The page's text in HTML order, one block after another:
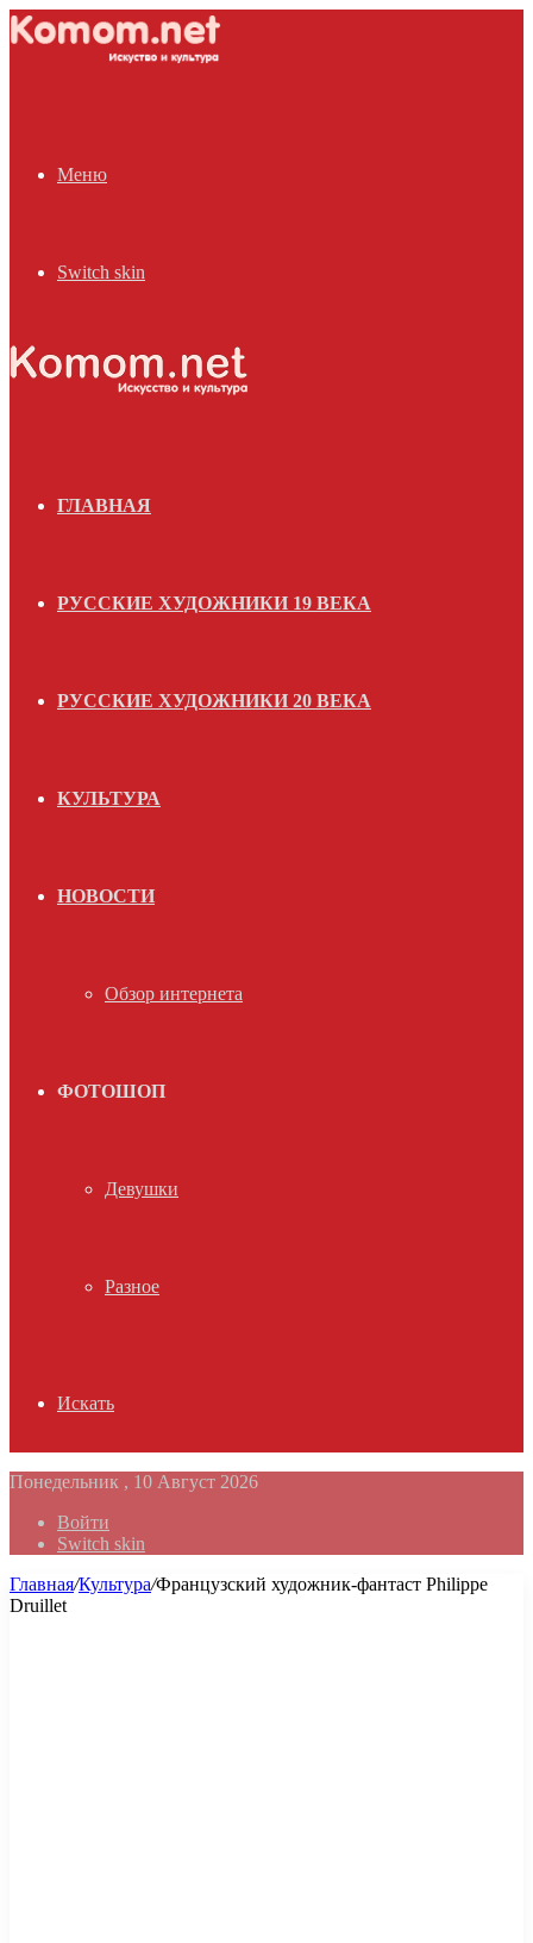
Меню
Switch skin
ГЛАВНАЯ
РУССКИЕ ХУДОЖНИКИ 19 ВЕКА
РУССКИЕ ХУДОЖНИКИ 20 ВЕКА
КУЛЬТУРА
НОВОСТИ
Обзор интернета
ФОТОШОП
Девушки
Разное
Искать
Понедельник , 10 Август 2026
Войти
Switch skin
Главная/Культура/Французский художник-фантаст Philippe
Druillet